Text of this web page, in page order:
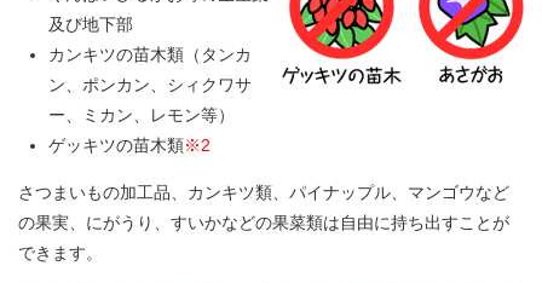
及び地下部
カンキツの苗木類（タンカ
ン、ポンカン、シィクワサ
ー、ミカン、レモン等）
ゲッキツの苗木類※2
さつまいもの加工品、カンキツ類、パイナップル、マンゴウなど
の果実、にがうり、すいかなどの果菜類は自由に持ち出すことが
できます。